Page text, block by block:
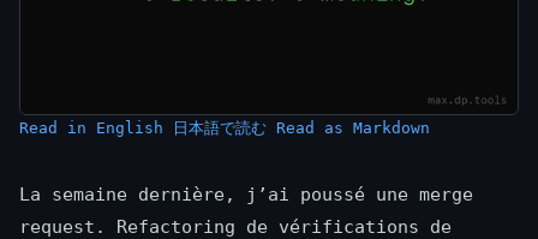
Read in English 日本語で読む Read as Markdown
La semaine dernière, j’ai poussé une merge
request. Refactoring de vérifications de